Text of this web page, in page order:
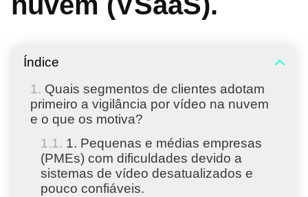
Índice
Quais segmentos de clientes adotam
primeiro a vigilância por vídeo na nuvem
e o que os motiva?
1. Pequenas e médias empresas
(PMEs) com dificuldades devido a
sistemas de vídeo desatualizados e
pouco confiáveis.